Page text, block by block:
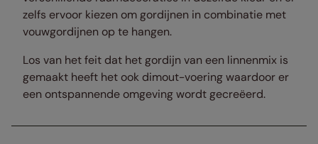
zelfs ervoor kiezen om gordijnen in combinatie met
vouwgordijnen op te hangen.
Los van het feit dat het gordijn van een linnenmix is
gemaakt heeft het ook dimout-voering waardoor er
een ontspannende omgeving wordt gecreëerd.